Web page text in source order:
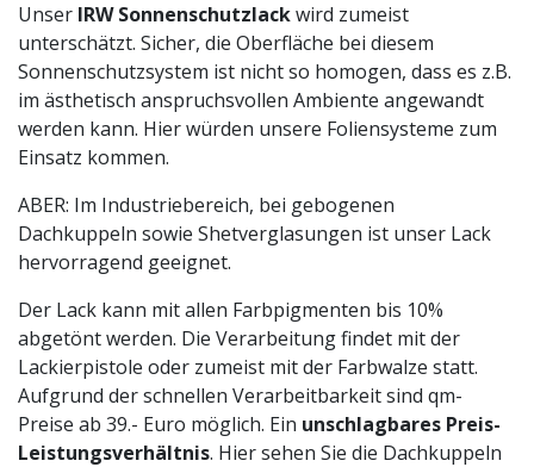
Unser IRW Sonnenschutzlackwird zumeist
unterschätzt. Sicher, die Oberfläche bei diesem
Sonnenschutzsystem ist nicht so homogen, dass es z.B.
im ästhetisch anspruchsvollen Ambiente angewandt
werden kann. Hier würden unsere Foliensysteme zum
Einsatz kommen.
ABER: Im Industriebereich, bei gebogenen
Dachkuppeln sowie Shetverglasungen ist unser Lack
hervorragend geeignet.
Der Lack kann mit allen Farbpigmenten bis 10%
abgetönt werden. Die Verarbeitung findet mit der
Lackierpistole oder zumeist mit der Farbwalze statt.
Aufgrund der schnellen Verarbeitbarkeit sind qm-
Preise ab 39.- Euro möglich. Ein unschlagbares Preis-
Leistungsverhältnis. Hier sehen Sie die Dachkuppeln